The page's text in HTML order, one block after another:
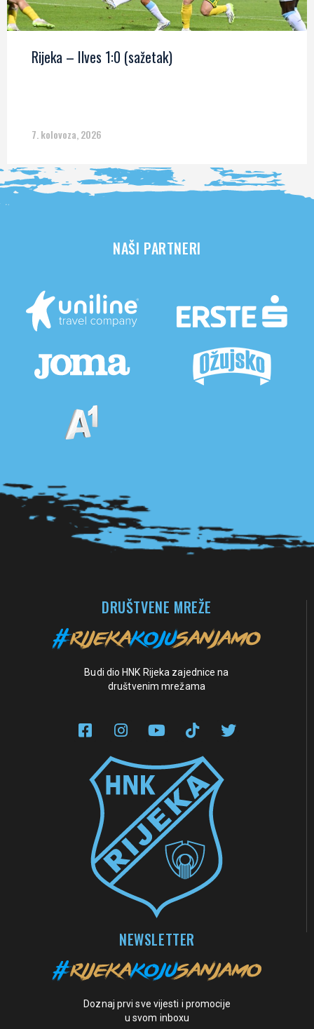
Rijeka – Ilves 1:0 (sažetak)
7. kolovoza, 2026
NAŠI PARTNERI
DRUŠTVENE MREŽE
Budi dio HNK Rijeka zajednice na
društvenim mrežama
NEWSLETTER
Doznaj prvi sve vijesti i promocije
u svom inboxu